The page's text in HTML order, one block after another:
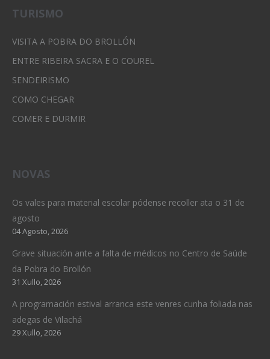
TURISMO
VISITA A POBRA DO BROLLÓN
ENTRE RIBEIRA SACRA E O COUREL
SENDEIRISMO
COMO CHEGAR
COMER E DURMIR
NOVAS
Os vales para material escolar pódense recoller ata o 31 de
agosto
04 Agosto, 2026
Grave situación ante a falta de médicos no Centro de Saúde
da Pobra do Brollón
31 Xullo, 2026
A programación estival arranca este venres cunha foliada nas
adegas de Vilachá
29 Xullo, 2026